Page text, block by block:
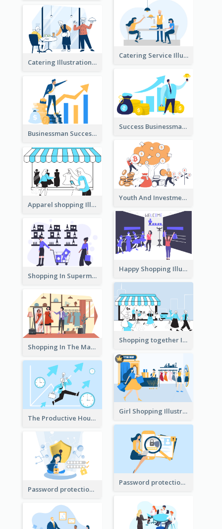
Catering Service Illustration
Catering Illustration
Success Businessman Illustration
Businessman Success Illustration
Youth And Investment Illustration
Apparel shopping Illustration
Happy Shopping Illustration
Shopping In Supermarket Illustration
Shopping together Illustration
Shopping In The Mall Illustration
Girl Shopping Illustration
The Productive Hours
Password protection Illustration 2
Password protection Illustration